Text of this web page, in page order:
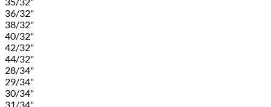
36/32"
38/32"
40/32"
42/32"
44/32"
28/34"
29/34"
30/34"
31/34"